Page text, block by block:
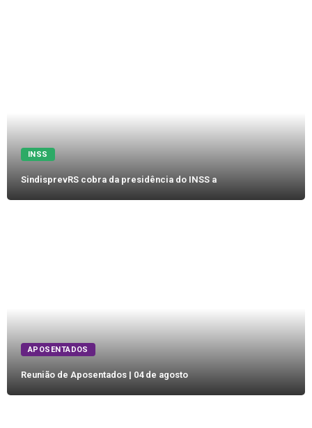
INSS
SindisprevRS cobra da presidência do INSS a
APOSENTADOS
Reunião de Aposentados | 04 de agosto